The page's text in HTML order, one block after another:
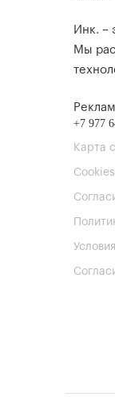
Инк. –
Мы
+7 977
Карта
Cookies